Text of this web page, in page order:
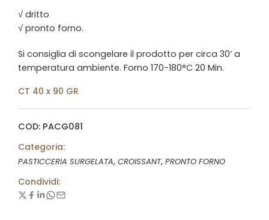
√ dritto
√ pronto forno.
Si consiglia di scongelare il prodotto per circa 30’ a
temperatura ambiente. Forno 170-180°C 20 Min.
CT 40 x 90 GR
COD: PACG081
Categoria:
PASTICCERIA SURGELATA, CROISSANT, PRONTO FORNO
Condividi: